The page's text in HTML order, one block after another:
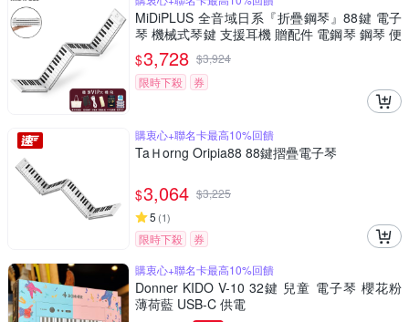
MiDiPLUS 全音域日系『折疊鋼琴』88鍵 電子
琴 機械式琴鍵 支援耳機 贈配件 電鋼琴 鋼琴 便
攜式鋼琴
$3,728 $3,924
限時下殺
券
購衷心+聯名卡最高10%回饋
TaＨorng Oripia88 88鍵摺疊電子琴
$3,064 $3,225
5 (1)
限時下殺
券
購衷心+聯名卡最高10%回饋
Donner KIDO V-10 32鍵 兒童 電子琴 櫻花粉
薄荷藍 USB-C 供電